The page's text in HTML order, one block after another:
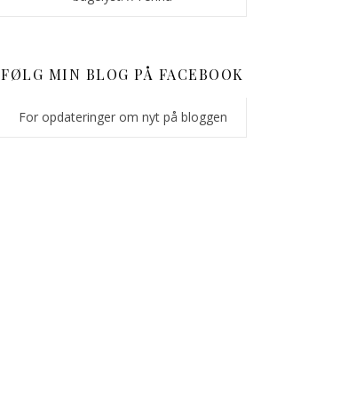
FØLG MIN BLOG PÅ FACEBOOK
For opdateringer om nyt på bloggen